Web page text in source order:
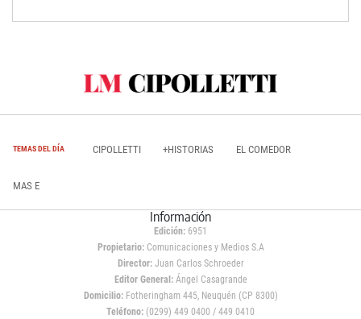
TEMAS DEL DÍA CIPOLLETTI +HISTORIAS EL COMEDOR
MAS E
Información
Edición: 6951
Propietario:Comunicaciones y Medios S.A
Director: Juan Carlos Schroeder
Editor General:Ángel Casagrande
Domicilio:Fotheringham 445, Neuquén (CP 8300)
Teléfono: (0299) 449 0400 / 449 0410